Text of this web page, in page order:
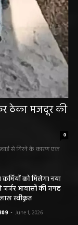
ठेका मजदूर की
0
ऊंचाई से गिरने के कारण एक
को मिलेगा नया
जर्जर आवासों की जगह
स्वीकृत
- June 1, 2026